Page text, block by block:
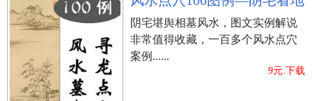
阴宅堪舆相墓风水，图文实例解说
非常值得收藏，一百多个风水点穴
案例......
9元.下载